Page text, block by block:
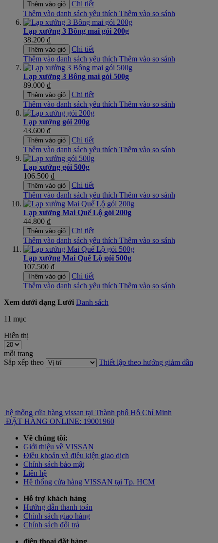
Thêm vào giỏ
Chi tiết
Thêm vào danh sách yêu thích Thêm vào so sánh
Lạp xưởng 3 Bông mai gói 200g
38.200 ₫
Thêm vào giỏ
Chi tiết
Thêm vào danh sách yêu thích Thêm vào so sánh
Lạp xưởng 3 Bông mai gói 500g
89.000 ₫
Thêm vào giỏ
Chi tiết
Thêm vào danh sách yêu thích Thêm vào so sánh
Lạp xưởng gói 200g
43.600 ₫
Thêm vào giỏ
Chi tiết
Thêm vào danh sách yêu thích Thêm vào so sánh
Lạp xưởng gói 500g
106.500 ₫
Thêm vào giỏ
Chi tiết
Thêm vào danh sách yêu thích Thêm vào so sánh
Lạp xưởng Mai Quế Lộ gói 200g
44.800 ₫
Thêm vào giỏ
Chi tiết
Thêm vào danh sách yêu thích Thêm vào so sánh
Lạp xưởng Mai Quế Lộ gói 500g
107.500 ₫
Thêm vào giỏ
Chi tiết
Thêm vào danh sách yêu thích Thêm vào so sánh
Xem dưới dạng Lưới Danh sách
11 mục
Hiển thị
mỗi trang
Sắp xếp theo
Thiết lập theo hướng giảm dần
hệ thống cửa hàng vissan tại Thành phố Hồ Chí Minh
ĐẶT HÀNG ONLINE: 19001960
Về chúng tôi:
Giới thiệu về VISSAN
Điều khoản và điều kiện giao dịch
Chính sách bảo mật
Liên hệ
Hệ thống cửa hàng VISSAN tại Tp. HCM
Hỗ trợ khách hàng
Hướng dẫn thanh toán
Chính sách giao hàng
Chính sách đổi trả
điện thoại đặt hàng